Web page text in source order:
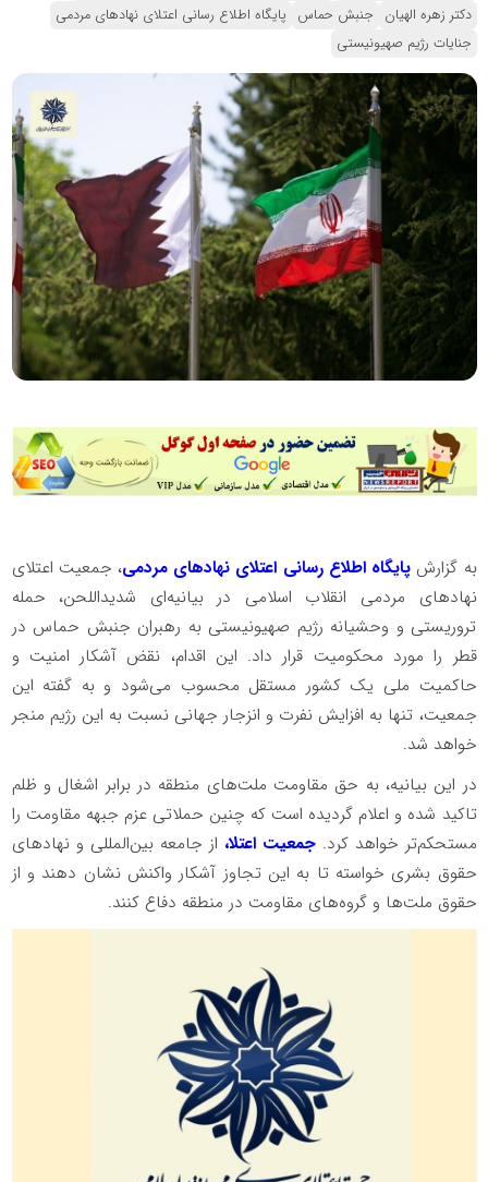
دکتر زهره الهیان جنبش حماس پایگاه اطلاع رسانی اعتلای نهادهای مردمی
جنایات رژیم صهیونیستی
به گزارش پایگاه اطلاع رسانی اعتلای نهادهای مردمی، جمعیت اعتلای
نهادهای مردمی انقلاب اسلامی در بیانیه‌ای شدیداللحن، حمله
تروریستی و وحشیانه رژیم صهیونیستی به رهبران جنبش حماس در
قطر را مورد محکومیت قرار داد. این اقدام، نقض آشکار امنیت و
حاکمیت ملی یک کشور مستقل محسوب می‌شود و به گفته این
جمعیت، تنها به افزایش نفرت و انزجار جهانی نسبت به این رژیم منجر
خواهد شد.
در این بیانیه، به حق مقاومت ملت‌های منطقه در برابر اشغال و ظلم
تاکید شده و اعلام گردیده است که چنین حملاتی عزم جبهه مقاومت را
مستحکم‌تر خواهد کرد.جمعیت اعتلا، از جامعه بین‌المللی و نهادهای
حقوق بشری خواسته تا به این تجاوز آشکار واکنش نشان دهند و از
حقوق ملت‌ها و گروه‌های مقاومت در منطقه دفاع کنند.